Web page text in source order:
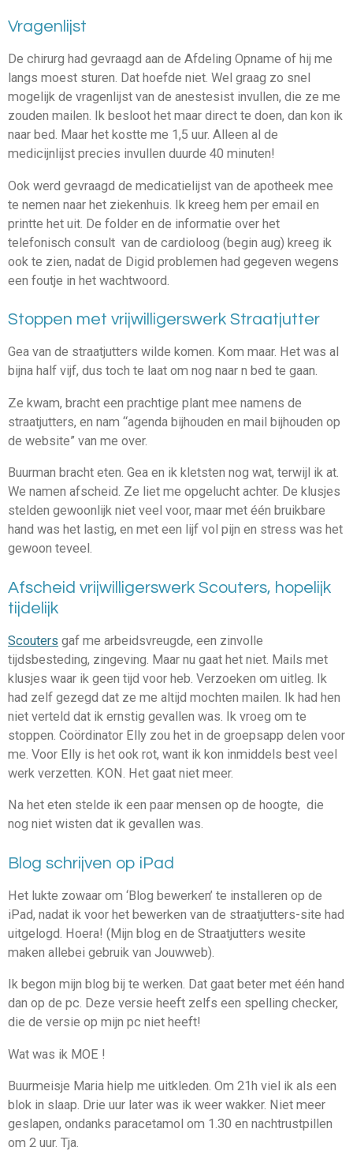
Vragenlijst
De chirurg had gevraagd aan de Afdeling Opname of hij me
langs moest sturen. Dat hoefde niet. Wel graag zo snel
mogelijk de vragenlijst van de anestesist invullen, die ze me
zouden mailen. Ik besloot het maar direct te doen, dan kon ik
naar bed. Maar het kostte me 1,5 uur. Alleen al de
medicijnlijst precies invullen duurde 40 minuten!
Ook werd gevraagd de medicatielijst van de apotheek mee
te nemen naar het ziekenhuis. Ik kreeg hem per email en
printte het uit. De folder en de informatie over het
telefonisch consult van de cardioloog (begin aug) kreeg ik
ook te zien, nadat de Digid problemen had gegeven wegens
een foutje in het wachtwoord.
Stoppen met vrijwilligerswerk Straatjutter
Gea van de straatjutters wilde komen. Kom maar. Het was al
bijna half vijf, dus toch te laat om nog naar n bed te gaan.
Ze kwam, bracht een prachtige plant mee namens de
straatjutters, en nam “agenda bijhouden en mail bijhouden op
de website” van me over.
Buurman bracht eten. Gea en ik kletsten nog wat, terwijl ik at.
We namen afscheid. Ze liet me opgelucht achter. De klusjes
stelden gewoonlijk niet veel voor, maar met één bruikbare
hand was het lastig, en met een lijf vol pijn en stress was het
gewoon teveel.
Afscheid vrijwilligerswerk Scouters, hopelijk
tijdelijk
Scouters gaf me arbeidsvreugde, een zinvolle
tijdsbesteding, zingeving. Maar nu gaat het niet. Mails met
klusjes waar ik geen tijd voor heb. Verzoeken om uitleg. Ik
had zelf gezegd dat ze me altijd mochten mailen. Ik had hen
niet verteld dat ik ernstig gevallen was. Ik vroeg om te
stoppen. Coördinator Elly zou het in de groepsapp delen voor
me. Voor Elly is het ook rot, want ik kon inmiddels best veel
werk verzetten. KON. Het gaat niet meer.
Na het eten stelde ik een paar mensen op de hoogte, die
nog niet wisten dat ik gevallen was.
Blog schrijven op iPad
Het lukte zowaar om ‘Blog bewerken’ te installeren op de
iPad, nadat ik voor het bewerken van de straatjutters-site had
uitgelogd. Hoera! (Mijn blog en de Straatjutters wesite
maken allebei gebruik van Jouwweb).
Ik begon mijn blog bij te werken. Dat gaat beter met één hand
dan op de pc. Deze versie heeft zelfs een spelling checker,
die de versie op mijn pc niet heeft!
Wat was ik MOE !
Buurmeisje Maria hielp me uitkleden. Om 21h viel ik als een
blok in slaap. Drie uur later was ik weer wakker. Niet meer
geslapen, ondanks paracetamol om 1.30 en nachtrustpillen
om 2 uur. Tja.